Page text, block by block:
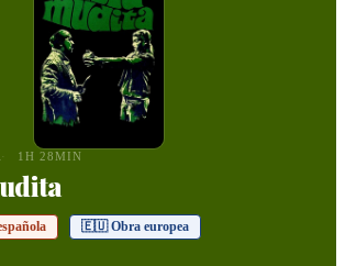
1H 28MIN
🇪🇺 Obra europea